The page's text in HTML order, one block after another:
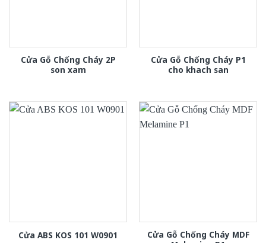
Cửa Gỗ Chống Cháy 2P
son xam
Cửa Gỗ Chống Cháy P1
cho khach san
Cửa ABS KOS 101 W0901
Cửa Gỗ Chống Cháy MDF